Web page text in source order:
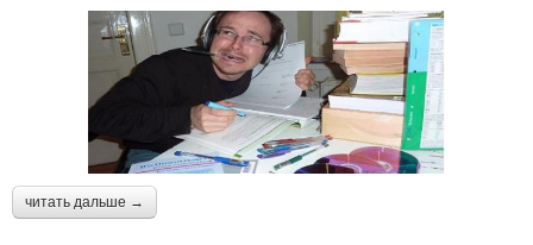
читать дальше →